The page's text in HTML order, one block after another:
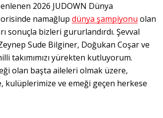
2026 JUDOWN Dünya
namağlup dünya şampiyonu olan
sonuçla bizleri gururlandırdı. Şevval
Sude Bilginer, Doğukan Coşar ve
takımımızı yürekten kutluyorum.
olan başta aileleri olmak üzere,
ve emeği geçen herkese